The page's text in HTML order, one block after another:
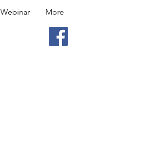
Webinar More